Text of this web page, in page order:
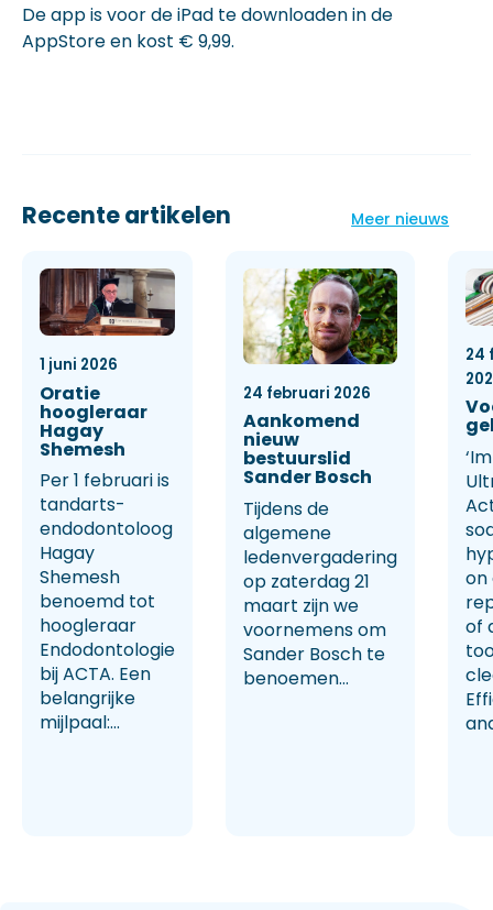
De app is voor de iPad te downloaden in de
AppStore en kost € 9,99.
Recente artikelen Meer nieuws
1 juni 2026
Oratie
hoogleraar
Hagay
Shemesh
Per 1 februari is
tandarts-
endodontoloog
Hagay
Shemesh
benoemd tot
hoogleraar
Endodontologie
bij ACTA. Een
belangrijke
mijlpaal:...
24 februari 2026
Aankomend
nieuw
bestuurslid
Sander Bosch
Tijdens de
algemene
ledenvergadering
op zaterdag 21
maart zijn we
voornemens om
Sander Bosch te
benoemen...
24
on
of